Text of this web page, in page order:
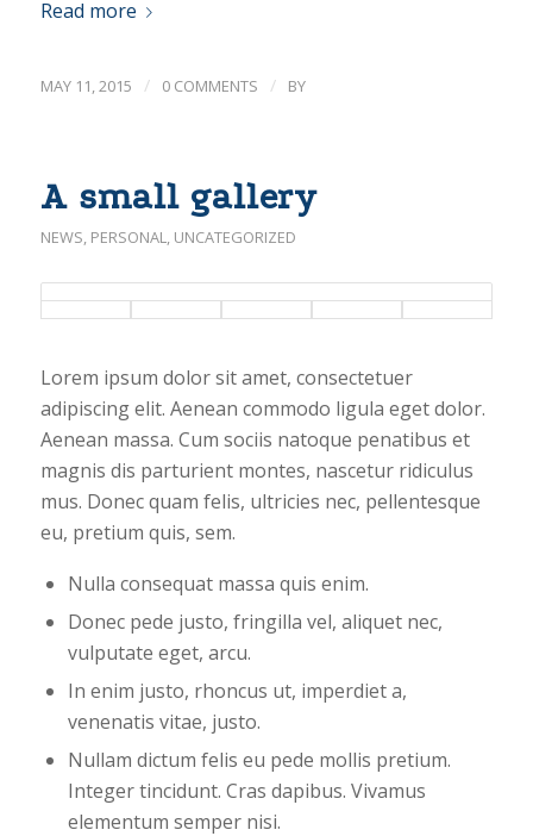
Read more
MAY 11, 2015 / 0 COMMENTS / BY
A small gallery
NEWS, PERSONAL, UNCATEGORIZED
Lorem ipsum dolor sit amet, consectetuer
adipiscing elit. Aenean commodo ligula eget dolor.
Aenean massa. Cum sociis natoque penatibus et
magnis dis parturient montes, nascetur ridiculus
mus. Donec quam felis, ultricies nec, pellentesque
eu, pretium quis, sem.
Nulla consequat massa quis enim.
Donec pede justo, fringilla vel, aliquet nec,
vulputate eget, arcu.
In enim justo, rhoncus ut, imperdiet a,
venenatis vitae, justo.
Nullam dictum felis eu pede mollis pretium.
Integer tincidunt. Cras dapibus. Vivamus
elementum semper nisi.